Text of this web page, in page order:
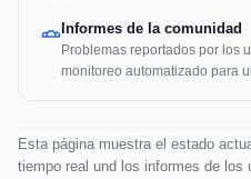
Informes de la comunidad
Problemas reportados por los
monitoreo automatizado para
Esta página muestra el estado
tiempo real und los informes de los